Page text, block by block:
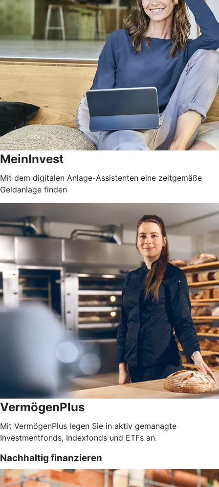
MeinInvest
Mit dem digitalen Anlage-Assistenten eine zeitgemäße
Geldanlage finden
VermögenPlus
Mit VermögenPlus legen Sie in aktiv gemanagte
Investmentfonds, Indexfonds und ETFs an.
Nachhaltig finanzieren